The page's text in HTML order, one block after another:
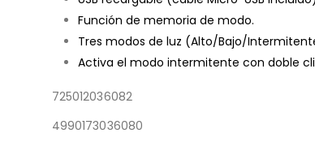
Función de memoria de modo.
Tres modos de luz (Alto/Bajo/
Activa el modo intermitente con doble
725012036082
4990173036080